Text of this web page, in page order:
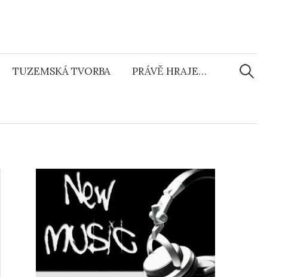
TUZEMSKÁ TVORBA PRÁVĚ HRAJE…